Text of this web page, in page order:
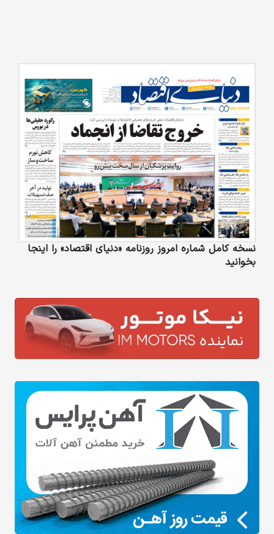
نسخه کامل شماره امروز روزنامه «دنیای‌ اقتصاد» را اینجا
بخوانید